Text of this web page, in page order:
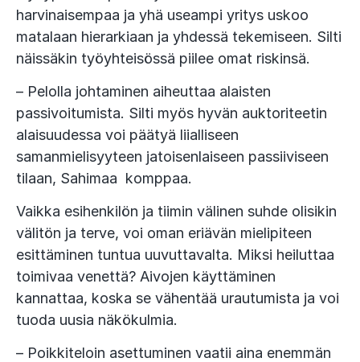
harvinaisempaa ja yhä useampi yritys uskoo
matalaan hierarkiaan ja yhdessä tekemiseen. Silti
näissäkin työyhteisössä piilee omat riskinsä.
– Pelolla johtaminen aiheuttaa alaisten
passivoitumista. Silti myös hyvän auktoriteetin
alaisuudessa voi päätyä liialliseen
samanmielisyyteen jatoisenlaiseen passiiviseen
tilaan, Sahimaa komppaa.
Vaikka esihenkilön ja tiimin välinen suhde olisikin
välitön ja terve, voi oman eriävän mielipiteen
esittäminen tuntua uuvuttavalta. Miksi heiluttaa
toimivaa venettä? Aivojen käyttäminen
kannattaa, koska se vähentää urautumista ja voi
tuoda uusia näkökulmia.
– Poikkiteloin asettuminen vaatii aina enemmän